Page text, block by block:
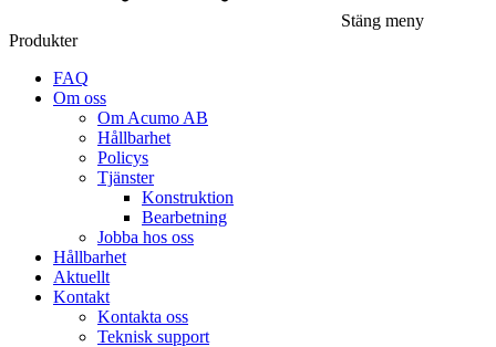
Stäng meny
Produkter
FAQ
Om oss
Om Acumo AB
Hållbarhet
Policys
Tjänster
Konstruktion
Bearbetning
Jobba hos oss
Hållbarhet
Aktuellt
Kontakt
Kontakta oss
Teknisk support